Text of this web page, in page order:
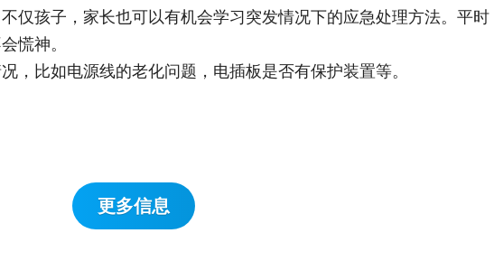
仅孩子，家长也可以有机会学习突发情况下的应急处理方法。平时
慌神。
，比如电源线的老化问题，电插板是否有保护装置等。
更多信息